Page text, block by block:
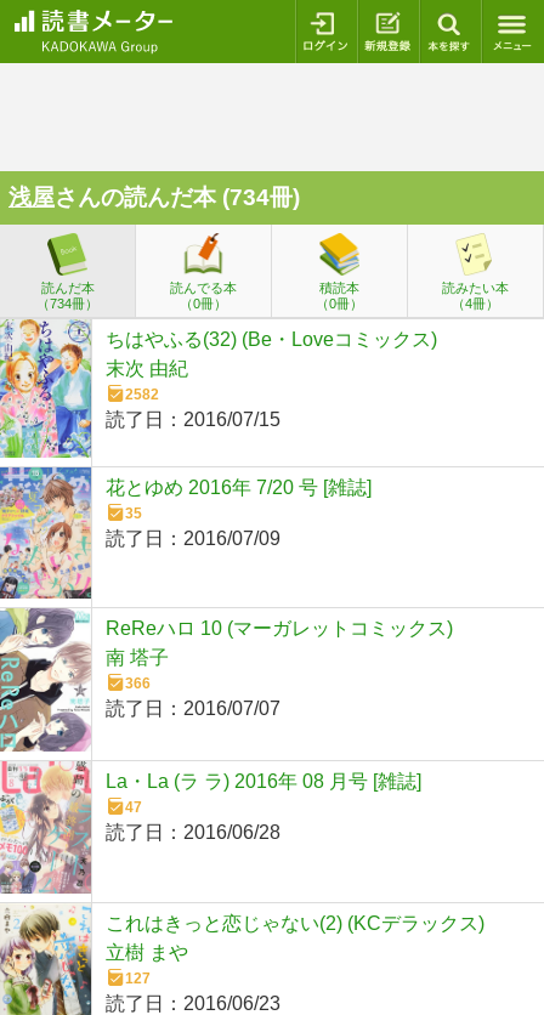
ログイン 新規登録
浅屋さんの読んだ本 (734冊)
読んだ本
（734冊）
読んでる本
（0冊）
積読本
（0冊）
読みたい本
（4冊）
ちはやふる(32) (Be・Loveコミックス)
末次 由紀
2582
読了日： 2016/07/15
花とゆめ 2016年 7/20 号 [雑誌]
35
読了日： 2016/07/09
ReReハロ 10 (マーガレットコミックス)
南 塔子
366
読了日： 2016/07/07
La・La (ラ ラ) 2016年 08 月号 [雑誌]
47
読了日： 2016/06/28
これはきっと恋じゃない(2) (KCデラックス)
立樹 まや
127
読了日： 2016/06/23